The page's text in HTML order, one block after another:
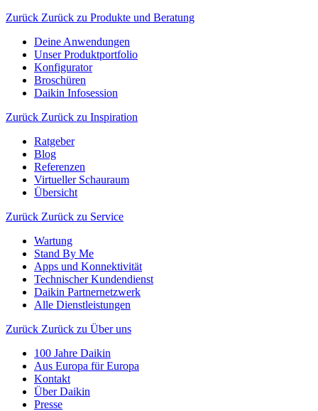
Zurück Zurück zu Produkte und Beratung
Deine Anwendungen
Unser Produktportfolio
Konfigurator
Broschüren
Daikin Infosession
Zurück Zurück zu Inspiration
Ratgeber
Blog
Referenzen
Virtueller Schauraum
Übersicht
Zurück Zurück zu Service
Wartung
Stand By Me
Apps und Konnektivität
Technischer Kundendienst
Daikin Partnernetzwerk
Alle Dienstleistungen
Zurück Zurück zu Über uns
100 Jahre Daikin
Aus Europa für Europa
Kontakt
Über Daikin
Presse